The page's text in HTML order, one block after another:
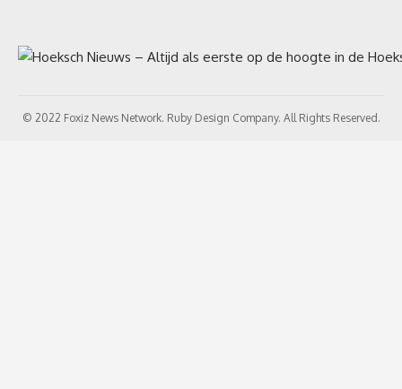
© 2022 Foxiz News Network. Ruby Design Company. All Rights Reserved.